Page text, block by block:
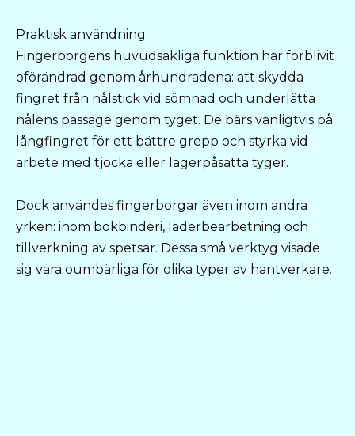
Praktisk användning
Fingerborgens huvudsakliga funktion har förblivit
oförändrad genom århundradena: att skydda
fingret från nålstick vid sömnad och underlätta
nålens passage genom tyget. De bärs vanligtvis på
långfingret för ett bättre grepp och styrka vid
arbete med tjocka eller lagerpåsatta tyger.
Dock användes fingerborgar även inom andra
yrken: inom bokbinderi, läderbearbetning och
tillverkning av spetsar. Dessa små verktyg visade
sig vara oumbärliga för olika typer av hantverkare.